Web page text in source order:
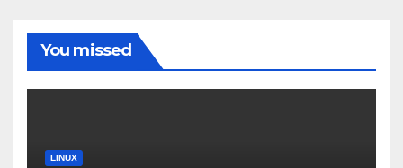
You missed
LINUX